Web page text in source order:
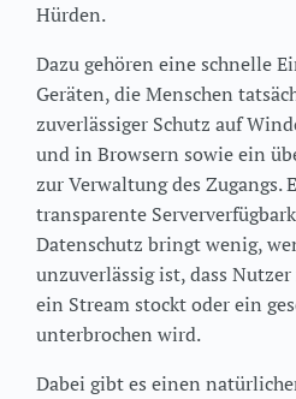
Hürden.
Dazu gehören eine schnelle
Geräten, die Menschen
zuverlässiger Schutz auf
und in Browsern sowie ein
zur Verwaltung des Zugangs.
transparente
Datenschutz bringt wenig,
unzuverlässig ist, dass
ein Stream stockt oder ein
unterbrochen wird.
Dabei gibt es einen